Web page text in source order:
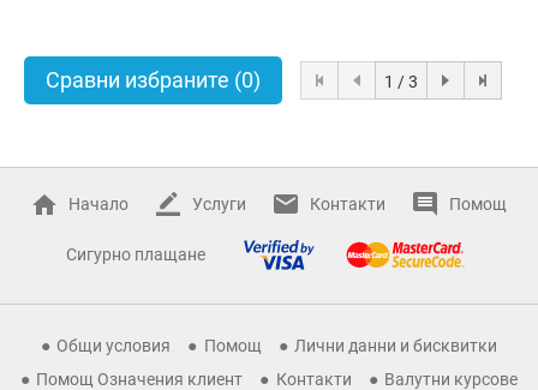
Сравни избраните (0) 1 / 3
Начало Услуги Контакти Помощ
Сигурно плащане
Общи условия Помощ
Лични данни и бисквитки
Помощ Означения клиент
Контакти
Валутни курсове